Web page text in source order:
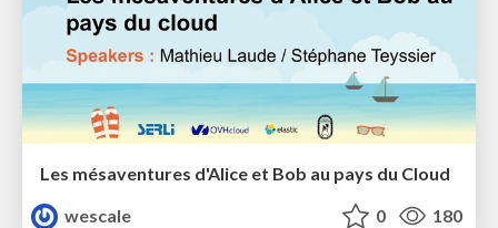
Les mésaventures d'Alice et Bob au pays du Cloud
wescale
0 180